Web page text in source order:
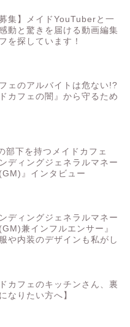
募集】メイドYouTuberと一
動と驚きを届ける動画編集
を探しています！
ェのアルバイトは危ない!?
ドカフェの闇』から守るため
部下を持つメイドカフェ
ンディングジェネラルマネー
』インタビュー
ンディングジェネラルマネー
兼インフルエンサー』
や内装のデザインも私がし
ドカフェのキッチンさん、裏
なりたい方へ】